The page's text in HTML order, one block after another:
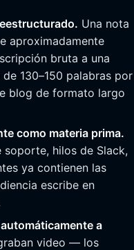
Una nota
aproximadamente
bruta a una
130–150 palabras por
blog de formato largo
como materia prima.
hilos de Slack,
ya contienen las
escribe en
a
video — los